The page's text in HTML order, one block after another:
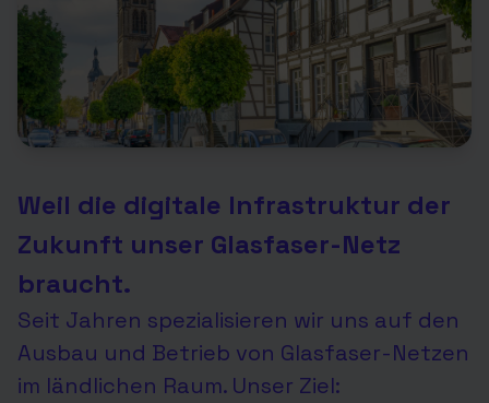
Weil die digitale Infrastruktur der
Zukunft unser Glasfaser-Netz
braucht.
Seit Jahren spezialisieren wir uns auf den
Ausbau und Betrieb von Glasfaser-Netzen
im ländlichen Raum. Unser Ziel: